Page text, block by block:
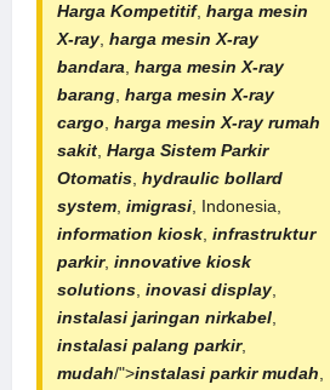
Harga Kompetitif, harga mesin
X-ray, harga mesin X-ray
bandara, harga mesin X-ray
barang, harga mesin X-ray
cargo, harga mesin X-ray rumah
sakit, Harga Sistem Parkir
Otomatis, hydraulic bollard
system, imigrasi, Indonesia,
information kiosk, infrastruktur
parkir, innovative kiosk
solutions, inovasi display,
instalasi jaringan nirkabel,
instalasi palang parkir,
mudah/">instalasi parkir mudah,